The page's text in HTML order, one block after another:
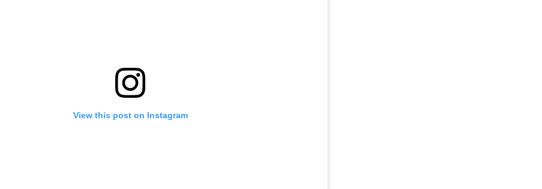
View this post on Instagram